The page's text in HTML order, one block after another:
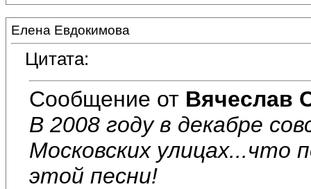
Елена Евдокимова
Цитата:
Сообщение от Вячеслав
В 2008 году в декабре
Московских улицах...что
этой песни!